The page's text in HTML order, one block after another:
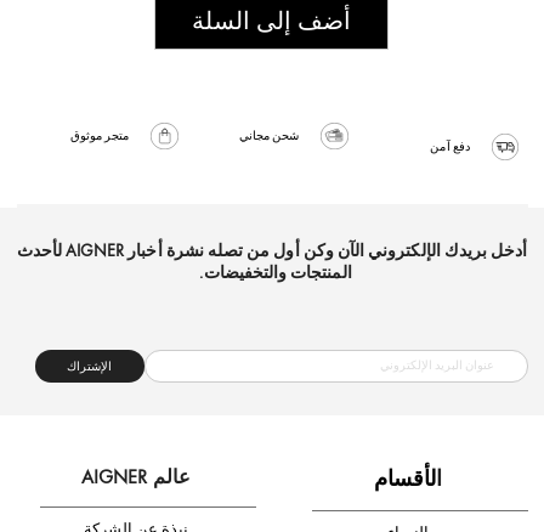
أضف إلى السلة